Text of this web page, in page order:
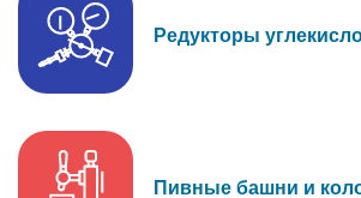
Редукторы
Пивные башни и